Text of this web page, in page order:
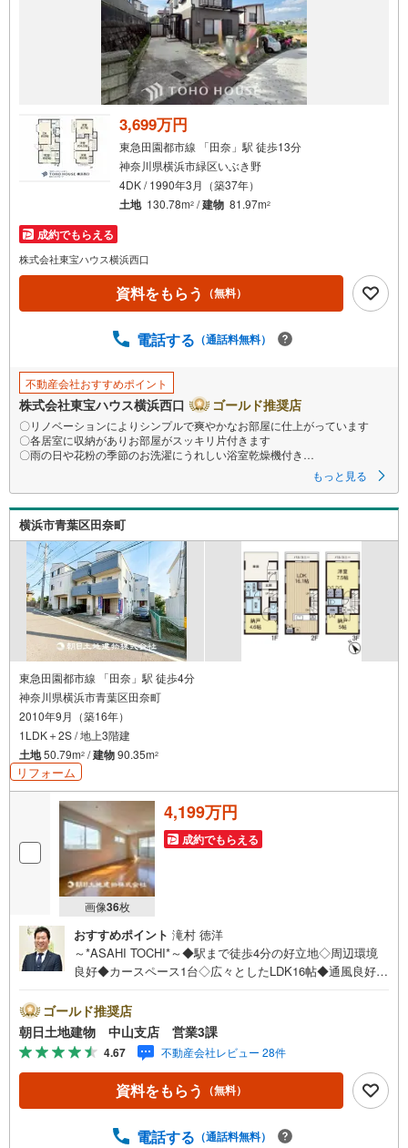
3,699万円
東急田園都市線 「田奈」駅 徒歩13分
神奈川県横浜市緑区いぶき野
4DK / 1990年3月（築37年）
土地 130.78m2 /建物 81.97m2
成約でもらえる
株式会社東宝ハウス横浜西口
資料をもらう （無料）
電話する （通話料無料）
不動産会社おすすめポイント
株式会社東宝ハウス横浜西口 ゴールド推奨店
〇リノベーションによりシンプルで爽やかなお部屋に仕上がっています
〇各居室に収納がありお部屋がスッキリ片付きます
〇雨の日や花粉の季節のお洗濯にうれしい浴室乾燥機付き
「Yahoo！ 不動産 物件ご成約キャンペーン」の対象になります。
「資料をもらう」「見学予約をする」ボタンからお問い合わせください。
※必ずYahoo！ JAPAN IDでログインしてください。
※PayPayボーナスライトは出金と譲渡はできません。有効期限は付与日か
ら60日です。
ーーーーーーーーーーーーーーーーーーーーーーーーーー
紹介金融機関/都市銀行
利率/年利 0.95％（変動金利）
※上記金利は 2026年8月時点 のものであり、実際の適用金利は融資実行時
のものとなります。金利情勢により表記の返済額と異なる場合がありま
ーーーーーーーーーーーーーーーーーーーーーーーーー
もっと見る
横浜市青葉区田奈町
東急田園都市線 「田奈」駅 徒歩4分
神奈川県横浜市青葉区田奈町
2010年9月（築16年）
1LDK＋2S / 地上3階建
土地50.79m2 /建物90.35m2
リフォーム
画像36枚
4,199万円
成約でもらえる
おすすめポイント 滝村 徳洋
～*ASAHI TOCHI*～◆駅まで徒歩4分の好立地◇周辺環境
良好◆カースペース1台◇広々としたLDK16帖◆通風良好* *
迎えることができました♪ご成約件数7万件達成!!☆当日の
ご見学も対応可能です！☆JR横浜線「中山」駅徒歩1分！
☆ご予約は『朝日土地建物中山店』まで！朝日土地建物グ
ループは地域密着を合言葉に全13店舗でその地域No.1を目
指しております。広告掲載していない物件も多数ございま
す。色々廻ったけど良い物件が無いなぁ・・頭金無くても
何でもお気軽にご相談ください！有資格者が丁寧にご説明
ゴールド推奨店
朝日土地建物 中山支店 営業3課
4.67 不動産会社レビュー 28件
資料をもらう （無料）
電話する （通話料無料）